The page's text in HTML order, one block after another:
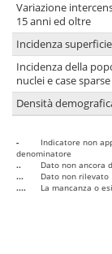
Variazione
15 anni ed oltre
Incidenza
Incidenza della
nuclei e case sparse
Densità
-
Indicatore non
denominatore
..
Dato non ancora
...
Dato non rilevato
....
La mancanza o